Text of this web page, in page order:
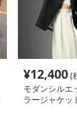
¥12,400(
モダンシルエ
ラージャケッ